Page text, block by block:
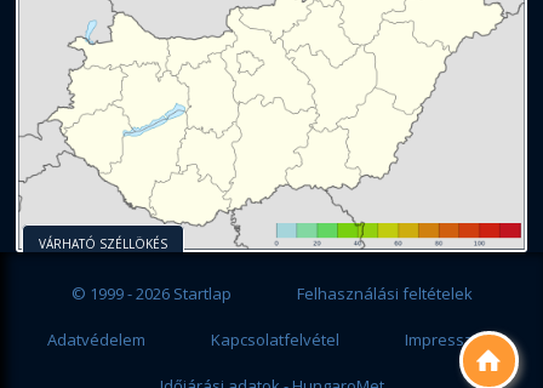

VÁRHATÓ SZÉLLÖKÉS
© 1999 - 2026 Startlap Felhasználási feltételek
Adatvédelem Kapcsolatfelvétel Impresszum